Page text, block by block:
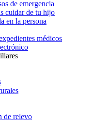
de emergencia
cuidar de tu hijo
en la persona
médicos
de relevo